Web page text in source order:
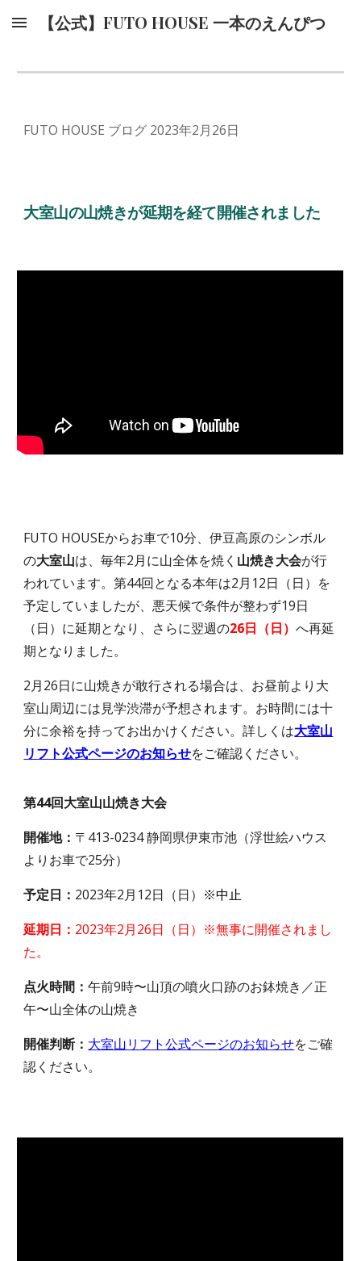
Skip to main content Skip to navigation
【公式】FUTO HOUSE 一本のえんぴつ
FUTO HOUSE ブログ 2023年2月26日
大室山の山焼きが延期を経て開催されました
FUTO HOUSEからお車で10分、伊豆高原のシンボル
の大室山は、毎年2月に山全体を焼く 山焼き大会が行
われています。第44回となる本年は2月12日（日）を
予定していましたが、悪天候で条件が整わず19日
（日）に延期となり、さらに翌週の26日（日）へ再延
期となりました。
2月26日に山焼きが敢行される場合は、お昼前より大
室山周辺には見学渋滞が予想されます。お時間には十
分に余裕を持ってお出かけください。詳しくは大室山
リフト公式ページのお知らせをご確認ください。
第44回大室山山焼き大会
開催地： 〒413-0234 静岡県伊東市池（浮世絵ハウス
よりお車で25分）
予定日： 2023年2月12日（日） ※中止
延期日： 2023年2月26日（日）※無事に開催されまし
た。
点火時間：午前9時〜山頂の噴火口跡のお鉢焼き／正
午〜山全体の山焼き
開催判断： 大室山リフト公式ページのお知らせをご確
認ください。